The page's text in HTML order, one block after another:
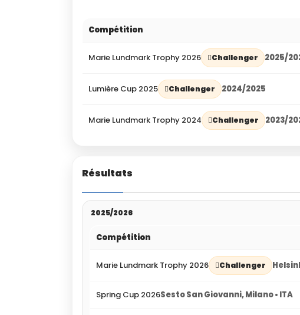
Compétition
Marie Lundmark Trophy 2026 Challenger 2025/
Lumière Cup 2025 Challenger 2024/2025
Marie Lundmark Trophy 2024 Challenger 2023/
Résultats
2025/2026
Compétition
Marie Lundmark Trophy 2026 Challenger
Spring Cup 2026Sesto San Giovanni, Milano • ITA